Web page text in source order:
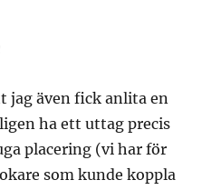
jag även fick anlita en
ha ett uttag precis
placering (vi har för
som kunde koppla